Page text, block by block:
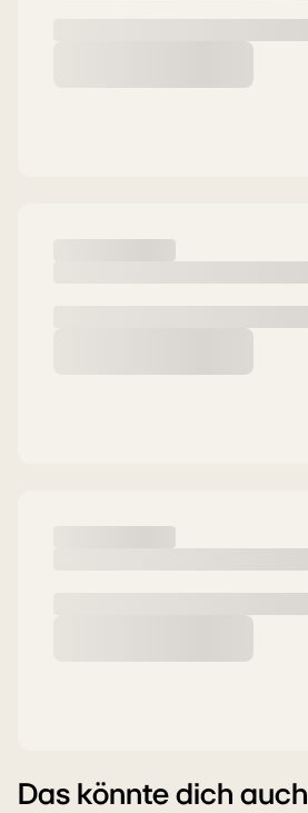
Das könnte dich auch